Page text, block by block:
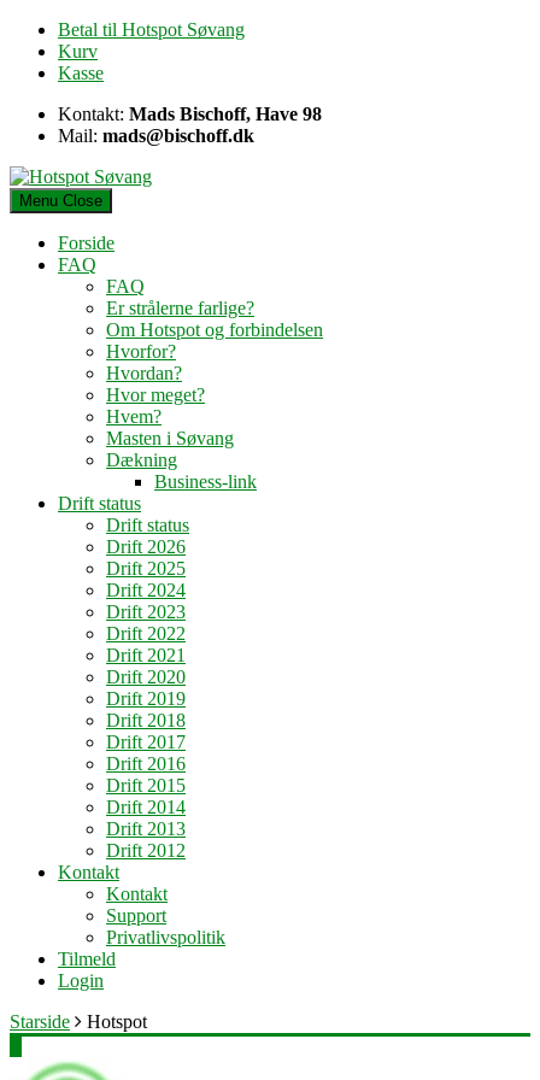
Skip
content
Betal til Hotspot Søvang
Kurv
Kasse
Kontakt: Mads Bischoff, Have 98
Mail: mads@bischoff.dk
Menu Close
Forside
FAQ
FAQ
Er strålerne farlige?
Om Hotspot og forbindelsen
Hvorfor?
Hvordan?
Hvor meget?
Hvem?
Masten i Søvang
Dækning
Business-link
Drift status
Drift status
Drift 2026
Drift 2025
Drift 2024
Drift 2023
Drift 2022
Drift 2021
Drift 2020
Drift 2019
Drift 2018
Drift 2017
Drift 2016
Drift 2015
Drift 2014
Drift 2013
Drift 2012
Kontakt
Kontakt
Support
Privatlivspolitik
Tilmeld
Login
Starside
Hotspot